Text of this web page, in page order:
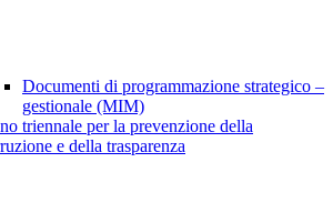
Documenti di programmazione strategico –
gestionale (MIM)
triennale per la prevenzione della
e della trasparenza